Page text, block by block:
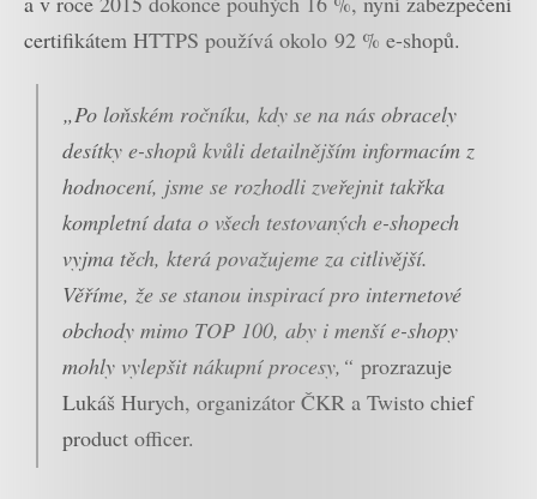
certifikátem HTTPS používá okolo 92 % e-shopů.
„Po loňském ročníku, kdy se na nás obracely
desítky e-shopů kvůli detailnějším informacím z
hodnocení, jsme se rozhodli zveřejnit takřka
kompletní data o všech testovaných e-shopech
vyjma těch, která považujeme za citlivější.
Věříme, že se stanou inspirací pro internetové
obchody mimo TOP 100, aby i menší e-shopy
mohly vylepšit nákupní procesy,“ prozrazuje
Lukáš Hurych, organizátor ČKR a Twisto chief
product officer.